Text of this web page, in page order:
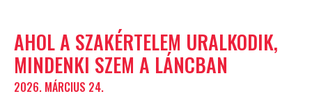
AHOL A SZAKÉRTELEM URALKODIK,
MINDENKI SZEM A LÁNCBAN
2026. MÁRCIUS 24.